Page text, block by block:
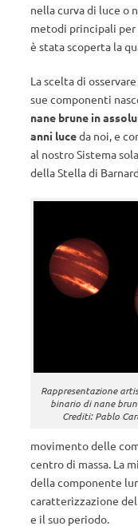
nella curva di luce o
metodi principali per
è stata scoperta la
La scelta di
sue componenti
nane brune in
anni luceda noi, e
al nostro Sistema
della Stella di
Rappresentazione
binario di nane
Crediti: Pablo
movimento delle
centro di massa. La
della componente
caratterizzazione
e il suo periodo.